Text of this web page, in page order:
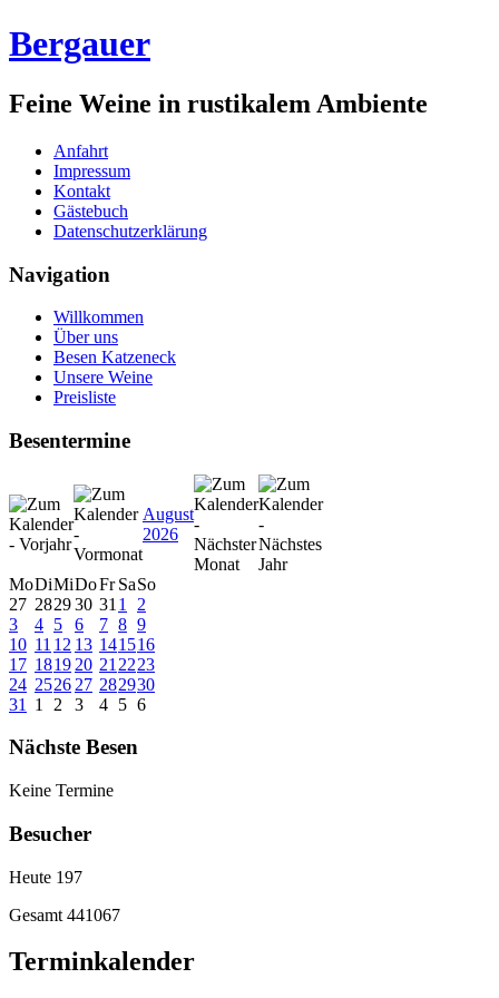
Bergauer
Feine Weine in rustikalem Ambiente
Anfahrt
Impressum
Kontakt
Gästebuch
Datenschutzerklärung
Navigation
Willkommen
Über uns
Besen Katzeneck
Unsere Weine
Preisliste
Besentermine
August
2026
MoDiMiDoFr SaSo
27 282930 31 1
2
3
4 5 6 7 8 9
10 11 12 13 141516
17 1819 20 21 2223
24 2526 27 282930
31
1 2 3 4 5 6
Nächste Besen
Keine Termine
Besucher
Heute 197
Gesamt 441067
Terminkalender